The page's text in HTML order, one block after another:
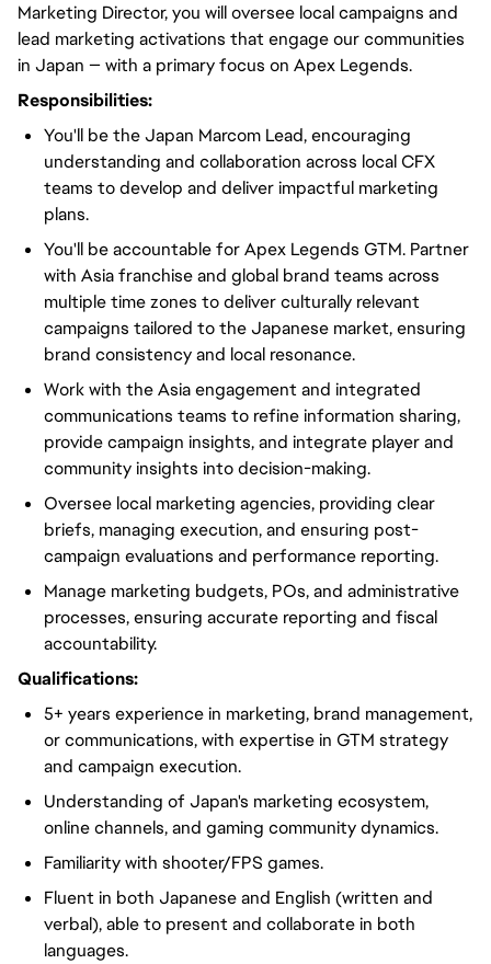
Marketing Director, you will oversee local campaigns and
lead marketing activations that engage our communities
in Japan — with a primary focus on Apex Legends.
Responsibilities:
You'll be the Japan Marcom Lead, encouraging
understanding and collaboration across local CFX
teams to develop and deliver impactful marketing
plans.
You'll be accountable for Apex Legends GTM. Partner
with Asia franchise and global brand teams across
multiple time zones to deliver culturally relevant
campaigns tailored to the Japanese market, ensuring
brand consistency and local resonance.
Work with the Asia engagement and integrated
communications teams to refine information sharing,
provide campaign insights, and integrate player and
community insights into decision-making.
Oversee local marketing agencies, providing clear
briefs, managing execution, and ensuring post-
campaign evaluations and performance reporting.
Manage marketing budgets, POs, and administrative
processes, ensuring accurate reporting and fiscal
accountability.
Qualifications:
5+ years experience in marketing, brand management,
or communications, with expertise in GTM strategy
and campaign execution.
Understanding of Japan's marketing ecosystem,
online channels, and gaming community dynamics.
Familiarity with shooter/FPS games.
Fluent in both Japanese and English (written and
verbal), able to present and collaborate in both
languages.